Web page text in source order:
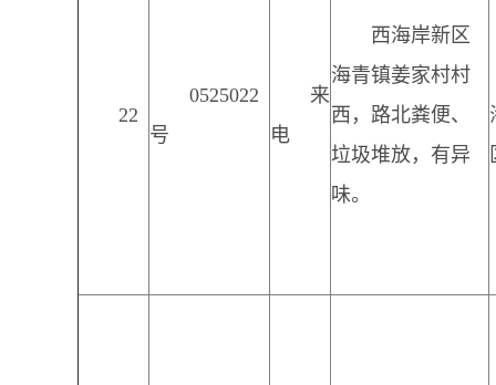
22
0525022
号
来
电
西海岸新区
海青镇姜家村村
西，路北粪便、
垃圾堆放，有异
味。